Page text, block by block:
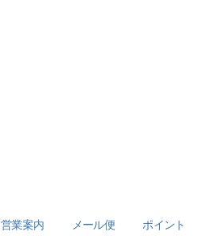
営業案内 メール便 ポイント